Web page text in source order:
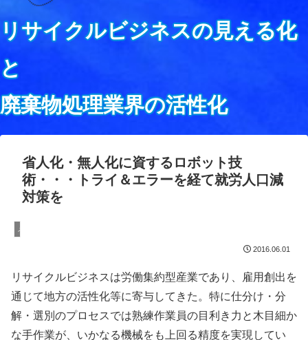
リサイクルビジネスの見える化
と
廃棄物処理業界の活性化
省人化・無人化に資するロボット技
術・・・トライ＆エラーを経て就労人口減
対策を
メディア掲載
2016.06.01
リサイクルビジネスは労働集約型産業であり、雇用創出を
通じて地方の活性化等に寄与してきた。特に仕分け・分
解・選別のプロセスでは熟練作業員の目利き力と木目細か
な手作業が、いかなる機械をも上回る精度を実現してい